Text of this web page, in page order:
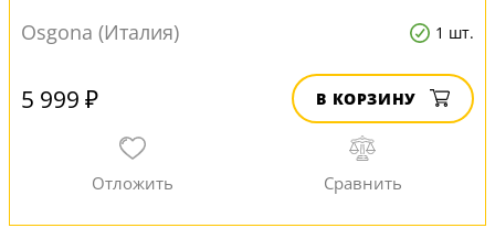
Osgona (Италия) 1 шт.
5 999 ₽ В КОРЗИНУ